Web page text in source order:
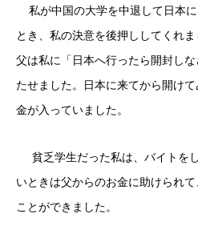
私が中国の大学を中退して日本
とき、私の決意を後押ししてくれ
父は私に「日本へ行ったら開封し
たせました。日本に来てから開け
金が入っていました。
貧乏学生だった私は、バイトを
いときは父からのお金に助けられ
ことができました。